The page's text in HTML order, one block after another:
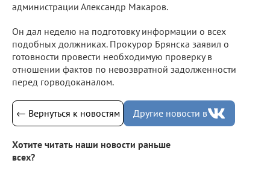
администрации Александр Макаров.
Он дал неделю на подготовку информации о всех
подобных должниках. Прокурор Брянска заявил о
готовности провести необходимую проверку в
отношении фактов по невозвратной задолженности
перед горводоканалом.
← Вернуться к новостям Другие новости в
Хотите читать наши новости раньше
всех?